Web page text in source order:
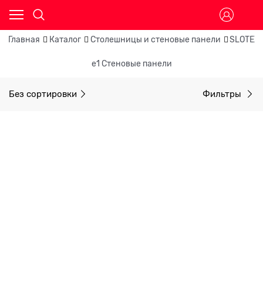
Главная Каталог Столешницы и стеновые панели SLOTEX
e1 Стеновые панели
Без сортировки Фильтры